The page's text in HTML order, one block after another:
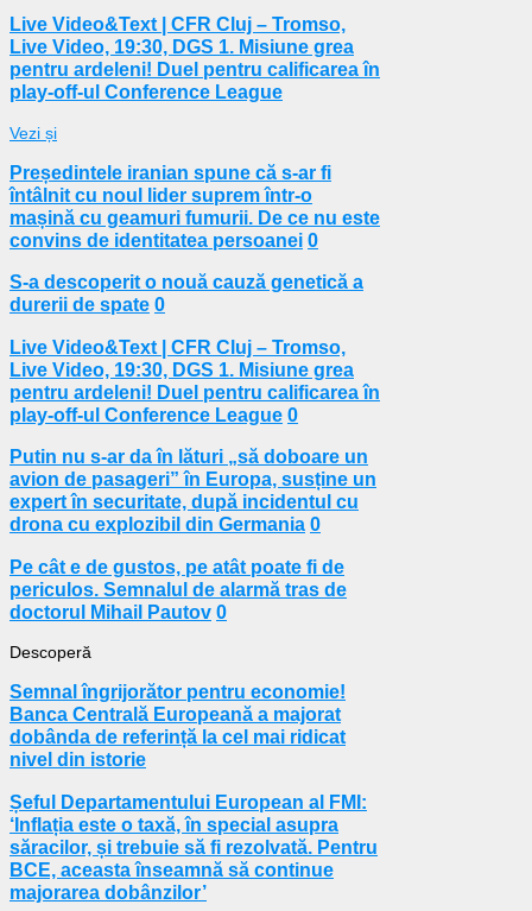
Live Video&Text | CFR Cluj – Tromso,
Live Video, 19:30, DGS 1. Misiune grea
pentru ardeleni! Duel pentru calificarea în
play-off-ul Conference League
Vezi și
Președintele iranian spune că s-ar fi
întâlnit cu noul lider suprem într-o
mașină cu geamuri fumurii. De ce nu este
convins de identitatea persoanei 0
S-a descoperit o nouă cauză genetică a
durerii de spate 0
Live Video&Text | CFR Cluj – Tromso,
Live Video, 19:30, DGS 1. Misiune grea
pentru ardeleni! Duel pentru calificarea în
play-off-ul Conference League 0
Putin nu s-ar da în lături „să doboare un
avion de pasageri” în Europa, susține un
expert în securitate, după incidentul cu
drona cu explozibil din Germania 0
Pe cât e de gustos, pe atât poate fi de
periculos. Semnalul de alarmă tras de
doctorul Mihail Pautov 0
Descoperă
Semnal îngrijorător pentru economie!
Banca Centrală Europeană a majorat
dobânda de referință la cel mai ridicat
nivel din istorie
Șeful Departamentului European al FMI:
‘Inflația este o taxă, în special asupra
săracilor, și trebuie să fi rezolvată. Pentru
BCE, aceasta înseamnă să continue
majorarea dobânzilor’